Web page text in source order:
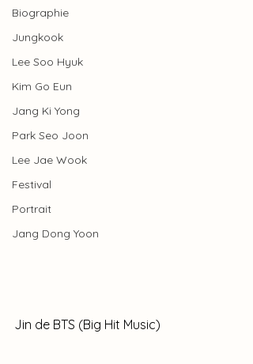
Biographie
Jungkook
Lee Soo Hyuk
Kim Go Eun
Jang Ki Yong
Park Seo Joon
Lee Jae Wook
Festival
Portrait
Jang Dong Yoon
Jin de BTS (Big Hit Music)